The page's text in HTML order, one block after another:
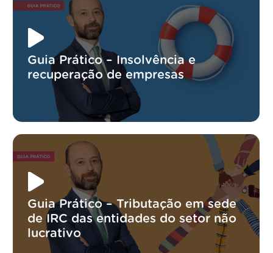
Guia Prático – Insolvência e
recuperação de empresas
Guia Prático – Tributação em sede
de IRC das entidades do setor não
lucrativo